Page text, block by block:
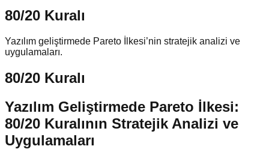
80/20 Kuralı
Yazılım geliştirmede Pareto İlkesi’nin stratejik analizi ve
uygulamaları.
80/20 Kuralı
Yazılım Geliştirmede Pareto İlkesi:
80/20 Kuralının Stratejik Analizi ve
Uygulamaları